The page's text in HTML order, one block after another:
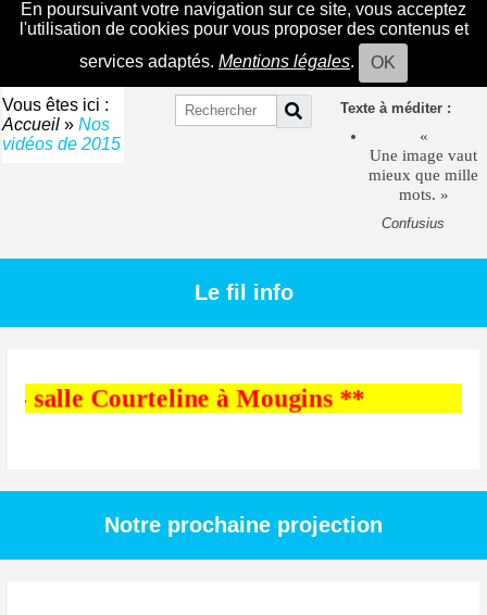
En poursuivant votre navigation sur ce site, vous acceptez
l'utilisation de cookies pour vous proposer des contenus et
services adaptés. Mentions légales. OK
Vous êtes ici :
Accueil»Nos
vidéos de 2015
Texte à méditer :
«
Une image vaut
mieux que mille
mots. »
Confusius
Le fil info
salle Courteline à Mougins **
Notre prochaine projection